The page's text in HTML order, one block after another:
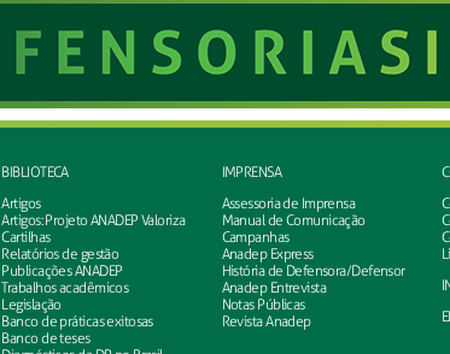
BIBLIOTECA
Artigos
Artigos: Projeto ANADEP Valoriza
Cartilhas
Relatórios de gestão
Publicações ANADEP
Trabalhos acadêmicos
Legislação
Banco de práticas exitosas
Banco de teses
IMPRENSA
Assessoria de Imprensa
Manual de Comunicação
Campanhas
Anadep Express
História de Defensora/Defensor
Anadep Entrevista
Notas Públicas
Revista Anadep